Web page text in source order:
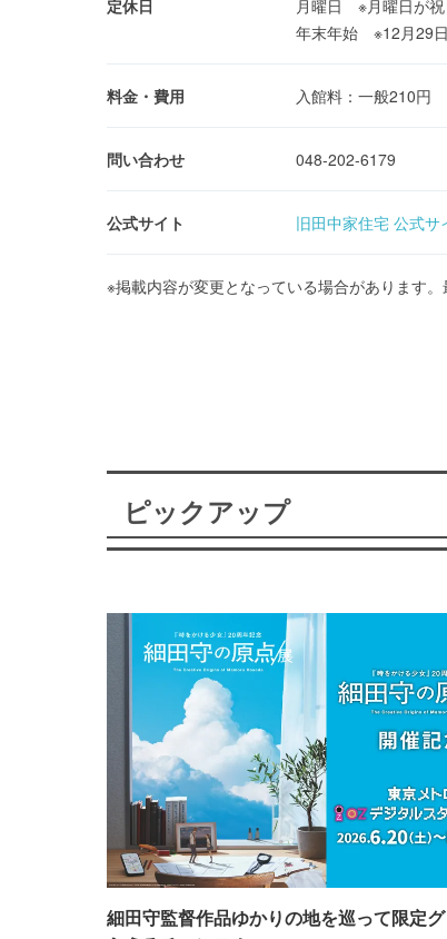
定休日
月曜日 ※月曜日が祝
年末年始 ※12月29
料金・費用 入館料：一般210円
問い合わせ 048-202-6179
公式サイト 旧田中家住宅 公式サ
※掲載内容が変更となっている場合があります
ピックアップ
細田守監督作品ゆかりの地を巡って限定